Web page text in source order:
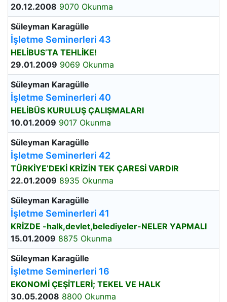
20.12.2008 9070 Okunma
Süleyman Karagülle
İşletme Seminerleri 43
HELİBUS’TA TEHLİKE!
29.01.2009 9069 Okunma
Süleyman Karagülle
İşletme Seminerleri 40
HELİBÜS KURULUŞ ÇALIŞMALARI
10.01.2009 9017 Okunma
Süleyman Karagülle
İşletme Seminerleri 42
TÜRKİYE’DEKİ KRİZİN TEK ÇARESİ VARDIR
22.01.2009 8935 Okunma
Süleyman Karagülle
İşletme Seminerleri 41
KRİZDE -halk,devlet,belediyeler-NELER YAPMALI
15.01.2009 8875 Okunma
Süleyman Karagülle
İşletme Seminerleri 16
EKONOMİ ÇEŞİTLERİ; TEKEL VE HALK
30.05.2008 8800 Okunma